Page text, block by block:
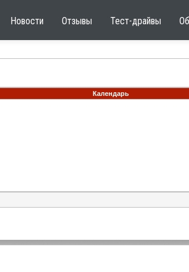
Новости Отзывы Тест-драйвы
Календарь